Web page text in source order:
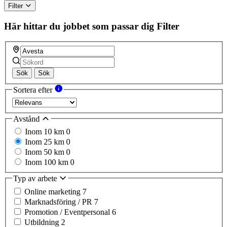
Filter
Här hittar du jobbet som passar dig Filter
Sök Sök
Sortera efter
Avstånd
Inom 10 km 0
Inom 25 km 0
Inom 50 km 0
Inom 100 km 0
Typ av arbete
Online marketing 7
Marknadsföring / PR 7
Promotion / Eventpersonal 6
Utbildning 2